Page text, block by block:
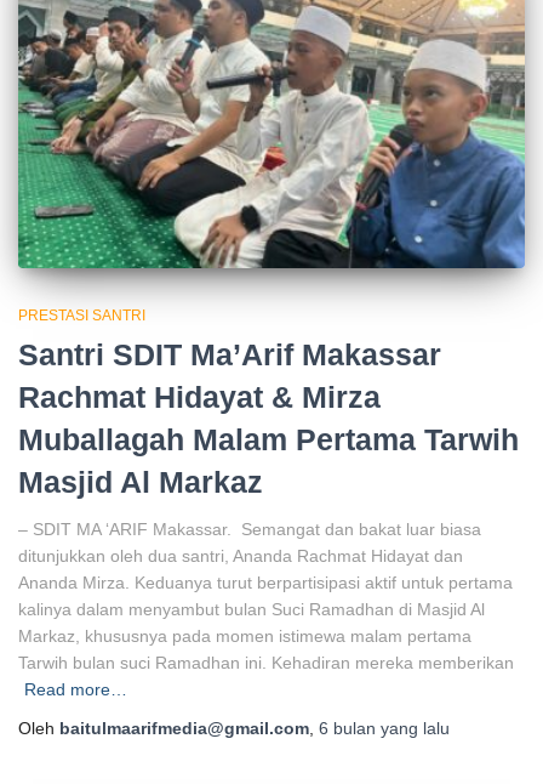
PRESTASI SANTRI
Santri SDIT Ma’Arif Makassar
Rachmat Hidayat & Mirza
Muballagah Malam Pertama Tarwih
Masjid Al Markaz
– SDIT MA ‘ARIF Makassar. Semangat dan bakat luar biasa
ditunjukkan oleh dua santri, Ananda Rachmat Hidayat dan
Ananda Mirza. Keduanya turut berpartisipasi aktif untuk pertama
kalinya dalam menyambut bulan Suci Ramadhan di Masjid Al
Markaz, khususnya pada momen istimewa malam pertama
Tarwih bulan suci Ramadhan ini. Kehadiran mereka memberikan
Read more…
Oleh baitulmaarifmedia@gmail.com 6 bulan yang lalu